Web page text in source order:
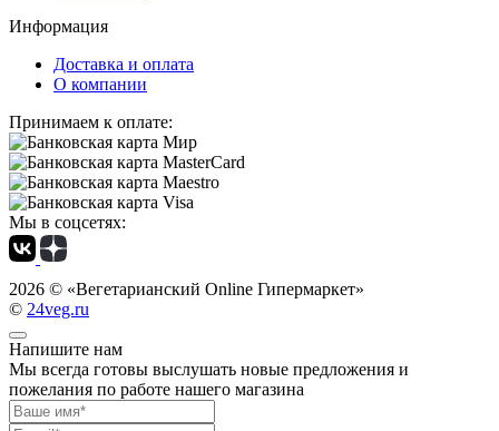
Информация
Доставка и оплата
О компании
Принимаем к оплате:
Мы в соцсетях:
2026 © «Вегетарианский Online Гипермаркет»
© 24veg.ru
Напишите нам
Мы всегда готовы выслушать новые предложения и
пожелания по работе нашего магазина